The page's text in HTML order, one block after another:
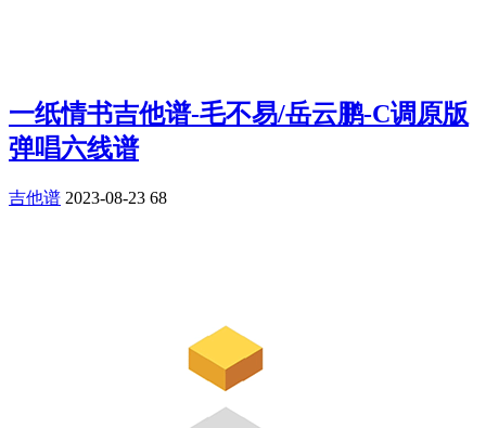
一纸情书吉他谱-毛不易/岳云鹏-C调原版
弹唱六线谱
吉他谱 2023-08-23 68